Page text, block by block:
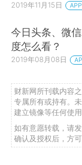
2019年11月15日
今日头条、微
度怎么看？
2019年08月08日
财新网所刊载内容
专属所有或持有。
建立镜像等任何使用
如有意愿转载，请
确认及授权后，方可